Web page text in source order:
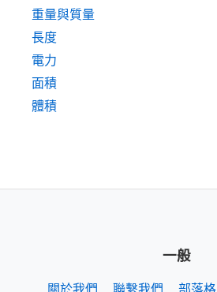
重量與質量
長度
電力
面積
體積
一般
關於我們 聯繫我們 部落格